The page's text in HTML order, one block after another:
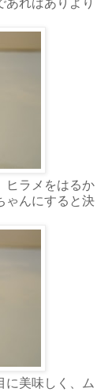
ヒラメをはるか
ゃんにすると決
に美味しく、ム